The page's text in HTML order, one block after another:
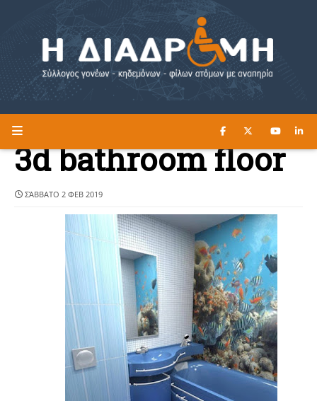
Η ΔΙΑΔΡΟΜΗ ΔΙΑΒΑΣΤΕ ΕΔΩ ►
3d bathroom floor
ΣΆΒΒΑΤΟ 2 ΦΕΒ 2019